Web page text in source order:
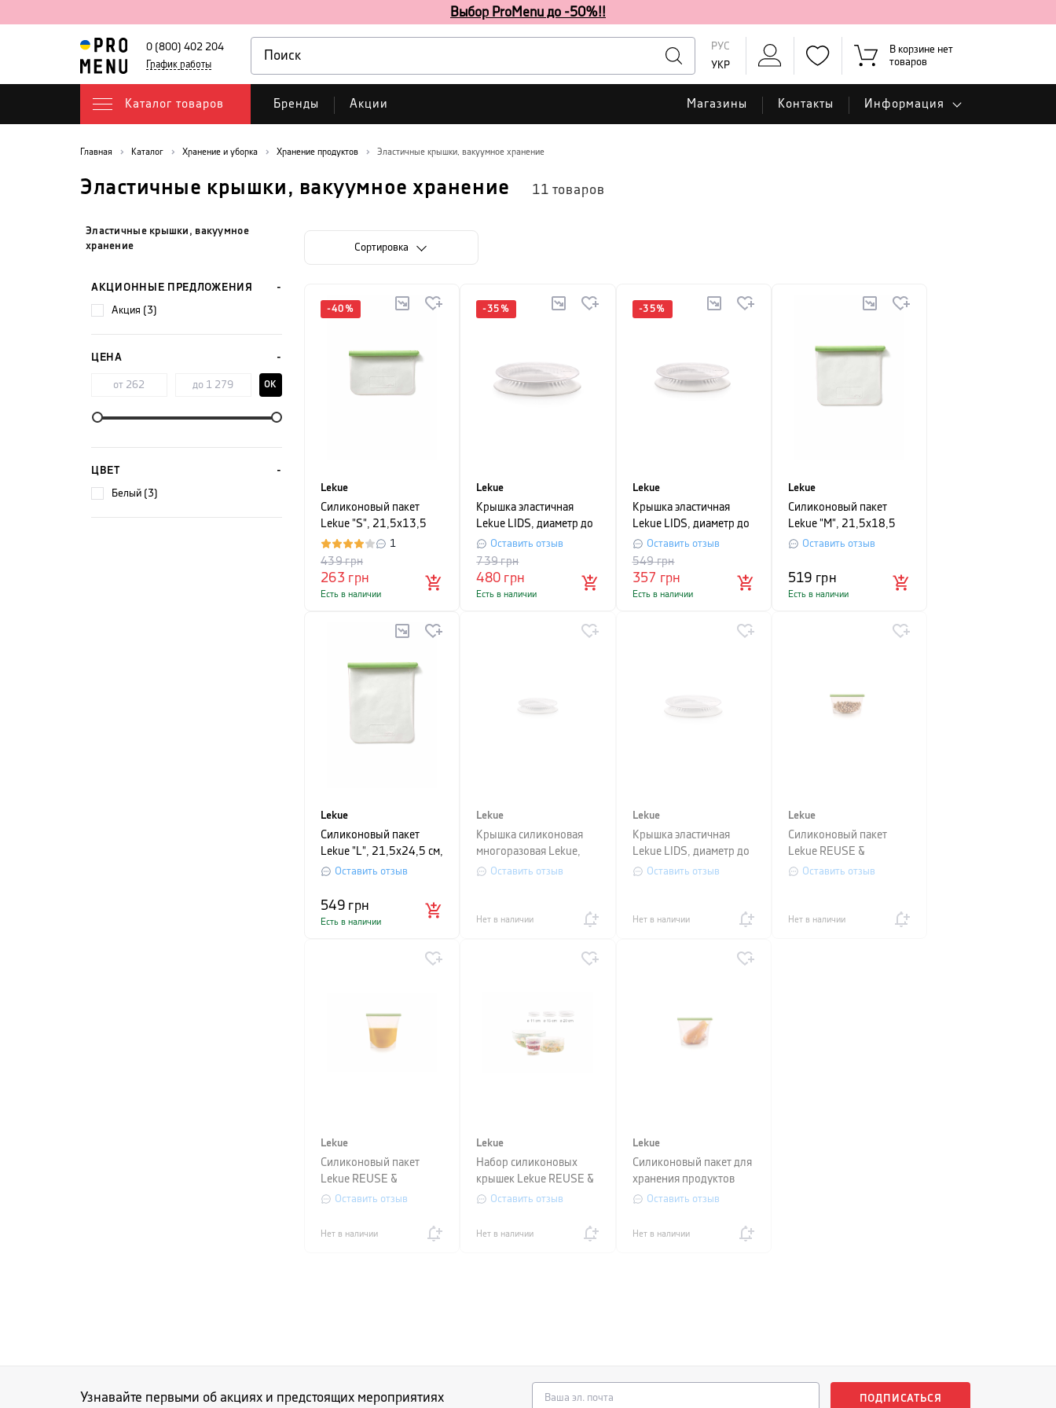
Выбор ProMenu до -50%!!
0 (800) 402 204
График работы
РУС
УКР
В корзине нет
товаров
Каталог товаров Бренды Акции Магазины Контакты Информация
Главная Каталог Хранение и уборка Хранение продуктов Эластичные крышки, вакуумное хранение
Эластичные крышки, вакуумное хранение 11 товаров
Эластичные крышки, вакуумное
хранение
АКЦИОННЫЕ ПРЕДЛОЖЕНИЯ
акция (3)
ЦЕНА
OK
ЦВЕТ
белый (3)
Cортировка
-40 %
Lekue
Силиконовый пакет
Lekue "S", 21,5х13,5
см, прозрачный1
263 грн
439грн
Есть в наличии
-35 %
Lekue
Крышка эластичная
Lekue LIDS, диаметр до
26 см, белый
Оставить отзыв
480 грн
739грн
Есть в наличии
-35%
Lekue
Крышка эластичная
Lekue LIDS, диаметр до
20 см, белый
Оставить отзыв
357 грн
549грн
Есть в наличии
Lekue
Силиконовый пакет
Lekue "M", 21,5х18,5
см, прозрачный
Оставить отзыв
519 грн
Есть в наличии
Lekue
Силиконовый пакет
Lekue "L", 21,5х24,5 см,
прозрачный
Оставить отзыв
549грн
Есть в наличии
Lekue
Крышка силиконовая
многоразовая Lekue,
диаметр 11,5 см,
Оставить отзыв
Нет в наличии
Lekue
Крышка эластичная
Lekue LIDS, диаметр до
15 см, белый
Оставить отзыв
Нет в наличии
Lekue
Силиконовый пакет
Lekue REUSE &
REDUCE, объем 0,5 л,
Оставить отзыв
Нет в наличии
Lekue
Силиконовый пакет
Lekue REUSE &
REDUCE, объем 1,5 л,
Оставить отзыв
Нет в наличии
Lekue
Набор силиконовых
крышек Lekue REUSE &
REDUCE, диаметр
предмета
Оставить отзыв
Нет в наличии
Lekue
Силиконовый пакет для
хранения продуктов
Lekue REUSE &
прозрачный
Оставить отзыв
Нет в наличии
Узнавайте первыми об акциях и предстоящих мероприятиях ПОДПИСАТЬСЯ